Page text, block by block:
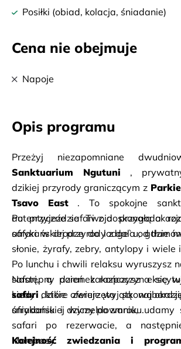
Posiłki (obiad, kolacja, śniadanie)
Cena nie obejmuje
Napoje
Opis programu
Przeżyj niezapomniane
Sanktuarium Ngutuni
,
dzikiej przyrody graniczącym z
Tsavo East
. To spokojne
autentyczne safari z doskonałą
afrykańskiej przyrody z dala od
Po przyjeździe Twoja przygoda
safari w drodze do lodge`u, gdzie
słonie, żyrafy, zebry, antylopy i wiele
Po lunchu i chwili relaksu wyruszysz
safari, a dzień zakończysz
safari , które oferuje wyjątkową
afrykańskiej dziczy po zmroku.
Następny poranek rozpoczyna się
kiedy dzikie zwierzęta są
śniadaniu i wymeldowaniu, udamy
safari po rezerwacie, a
Mombasy.
Kolejność zwiedzania i